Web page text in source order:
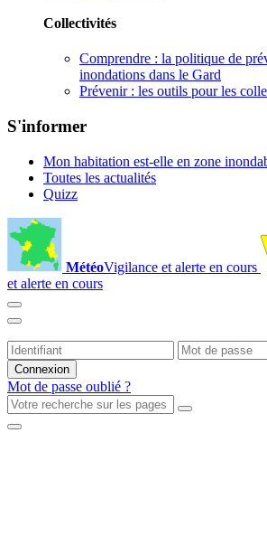
Collectivités
Comprendre : la politique de
inondations dans le Gard
Prévenir : les outils pour les
S'informer
Mon habitation est-elle en zone
Toutes les actualités
Quizz
MétéoVigilance et alerte en cours
et alerte en cours
Mot de passe oublié ?